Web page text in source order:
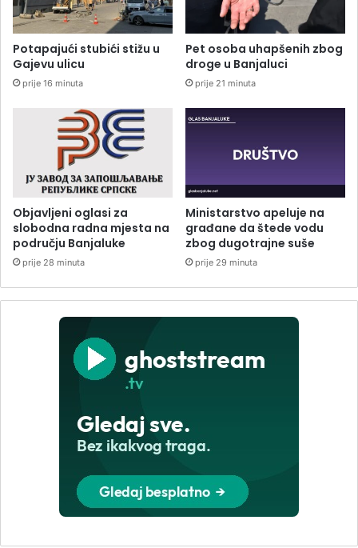
Potapajući stubići stižu u
Gajevu ulicu
prije 16 minuta
Pet osoba uhapšenih zbog
droge u Banjaluci
prije 21 minuta
Objavljeni oglasi za
slobodna radna mjesta na
području Banjaluke
prije 28 minuta
Ministarstvo apeluje na
građane da štede vodu
zbog dugotrajne suše
prije 29 minuta